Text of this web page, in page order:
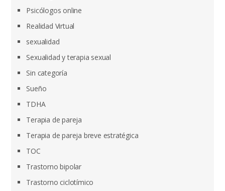
Psicólogos online
Realidad Virtual
sexualidad
Sexualidad y terapia sexual
Sin categoría
Sueño
TDHA
Terapia de pareja
Terapia de pareja breve estratégica
TOC
Trastorno bipolar
Trastorno ciclotímico